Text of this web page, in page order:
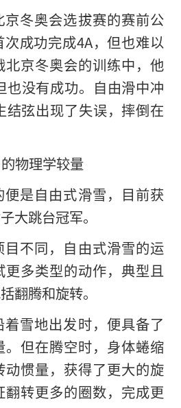
京冬奥会选拔赛的赛前公
成功完成4A，但也难以
京冬奥会的训练中，他
也没有成功。自由滑中冲
结弦出现了失误，摔倒在
物理学较量
便是自由式滑雪，目前获
大跳台冠军。
目不同，自由式滑雪的运
多类型的动作，典型且
翻腾和旋转。
雪地出发时，便具备了
但在腾空时，身体蜷缩
惯量，获得了更大的旋
转更多的圈数，完成更